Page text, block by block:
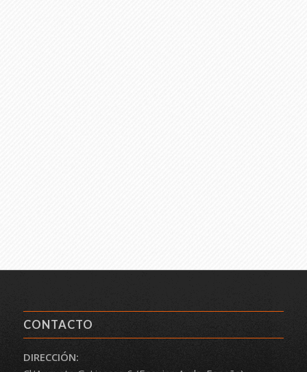
CONTACTO
DIRECCIÓN: